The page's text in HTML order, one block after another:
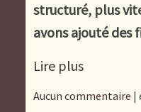
structuré, plus
avons ajouté des
Lire plus
Aucun commentaire |